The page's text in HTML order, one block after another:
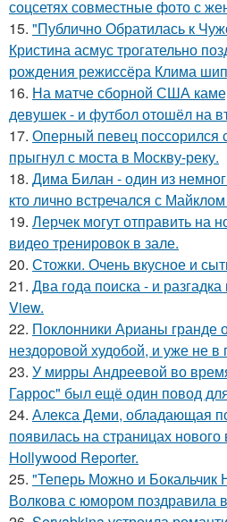
соцсетях совместные фото с
15. "Публично Обратилась к
Кристина асмус трогательно
рождения режиссёра Клима
16. На матче сборной США
девушек - и футбол отошёл на
17. Оперный певец поссорился
прыгнул с моста в Москву-реку.
18. Дима Билан - один из
кто лично встречался с
19. Лерчек могут отправить на
видео тренировок в зале.
20. Стожки. Очень вкусное и
21. Два года поиска - и
View.
22. Поклонники Арианы гранде
нездоровой худобой, и уже не в
23. У мирры Андреевой во
Гаррос" был ещё один повод
24. Алекса Деми, обладающая
появилась на страницах
Hollywood Reporter.
25. "Теперь Можно и Бокальчик
Волкова с юмором поздравила